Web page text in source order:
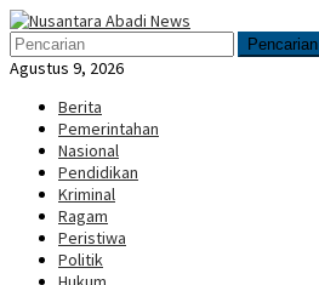
Loncat
ke
konten
Menu
Mobile
Pencarian
Agustus 9, 2026
Berita
Pemerintahan
Nasional
Pendidikan
Kriminal
Ragam
Peristiwa
Politik